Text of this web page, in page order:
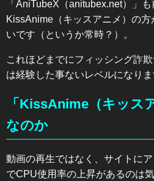
「AniTubeX（anitubex.net）」
KissAnime（キッスアニメ）の
いです（というか常時？）。
これほどまでにフィッシング詐
は経験した事ないレベルになりま
「KissAnime（キッス
なのか
動画の再生ではなく、サイトに
でCPU使用率の上昇があるのは